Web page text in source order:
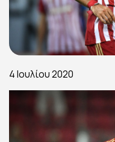
4 Ιουλίου 2020